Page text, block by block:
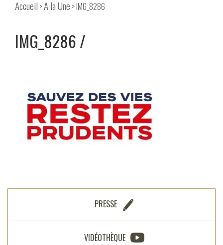
Accueil >A la Une > IMG_8286
IMG_8286
PRESSE
VIDÉOTHÈQUE